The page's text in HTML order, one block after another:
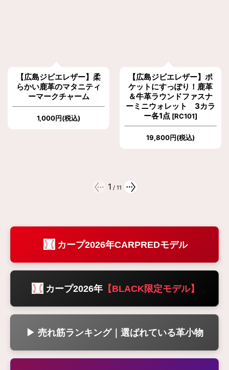
【広島ジビエレザー】柔
らかい鹿革のマタニティ
ーマークチャーム
1,000円(税込)
【広島ジビエレザー】ポ
ケットにすっぽり！鹿革
＆牛革ラウンドファスナ
ーミニウォレット 3カラ
ー各1点 [RC101]
19,800円(税込)
1 / 11
カープ2026年CARPREDモデル
カープ2026年【BLACK限定モデル】
▶ 売れ筋ランキング｜選ばれている革小物